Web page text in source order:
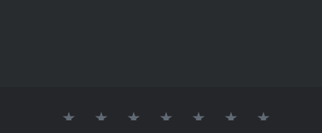
Labcee CNPq LabEEECAPES Eletrobras
PROCEL